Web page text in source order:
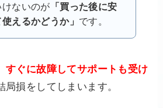
けないのが 「買った後に安
えるかどうか」 です。
すぐに故障してサポートも受け
局損をしてしまいます。